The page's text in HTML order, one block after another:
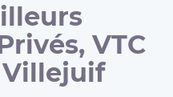
VTC
Villejuif